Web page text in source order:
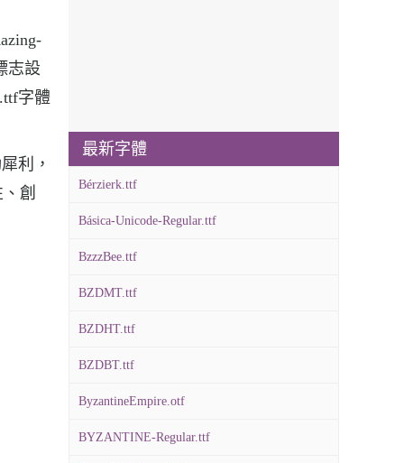
志設
字體
利，
創
最新字體
Bérzierk.ttf
Básica-Unicode-Regular.ttf
BzzzBee.ttf
BZDMT.ttf
BZDHT.ttf
BZDBT.ttf
ByzantineEmpire.otf
BYZANTINE-Regular.ttf